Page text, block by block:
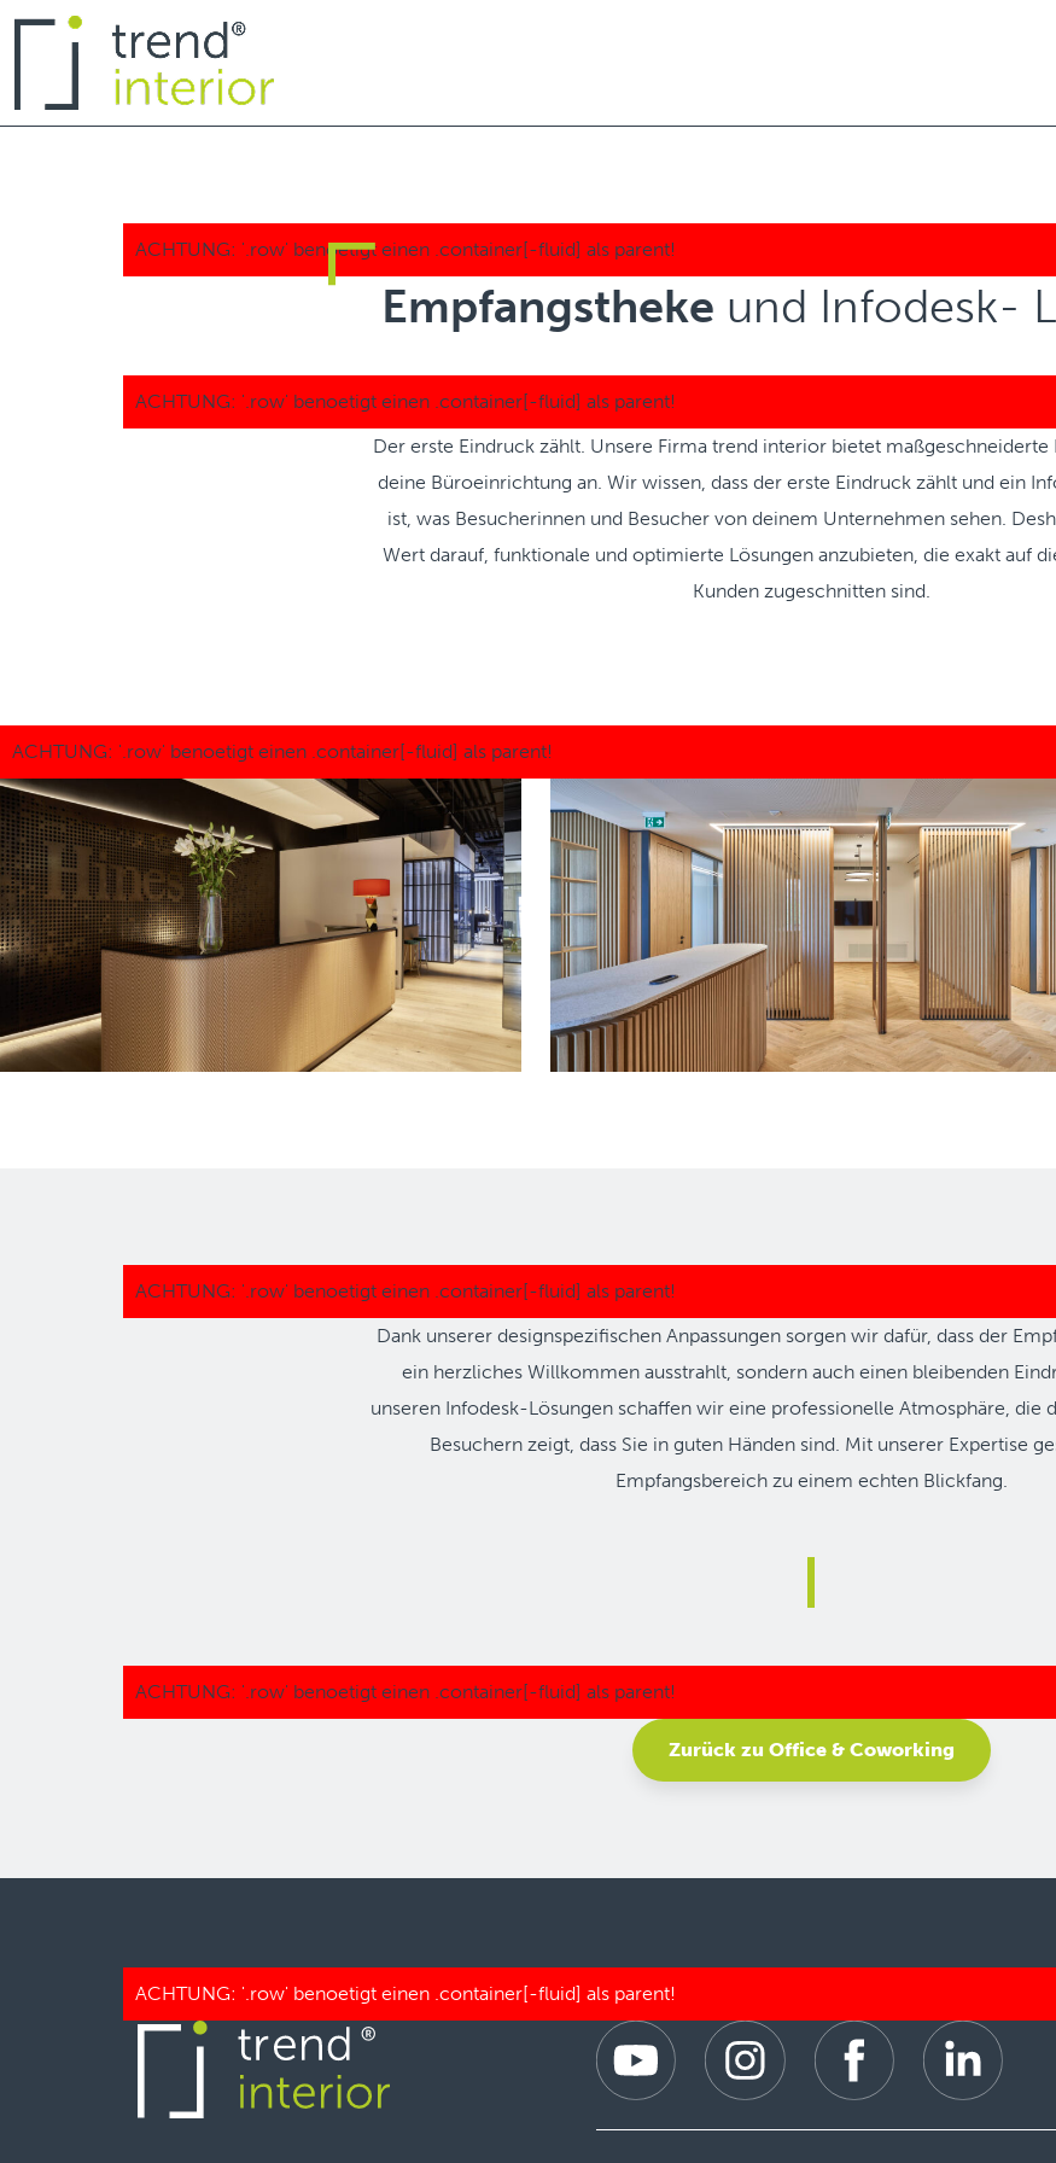
Empfangstheke und Infodesk-
Der erste Eindruck zählt. Unsere Firma trend interior bietet
deine Büroeinrichtung an. Wir wissen, dass der erste Eindruck zählt und ein
ist, was Besucherinnen und Besucher von deinem Unternehmen sehen.
Wert darauf, funktionale und optimierte Lösungen anzubieten, die exakt auf
Kunden zugeschnitten sind.
Dank unserer designspezifischen Anpassungen sorgen wir dafür, dass der
ein herzliches Willkommen ausstrahlt, sondern auch einen bleibenden
unseren Infodesk-Lösungen schaffen wir eine professionelle Atmosphäre, die
Besuchern zeigt, dass Sie in guten Händen sind. Mit unserer Expertise
Empfangsbereich zu einem echten Blickfang.
Zurück zu Office & Coworking